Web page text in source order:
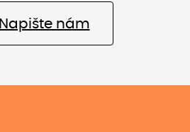
Napište nám